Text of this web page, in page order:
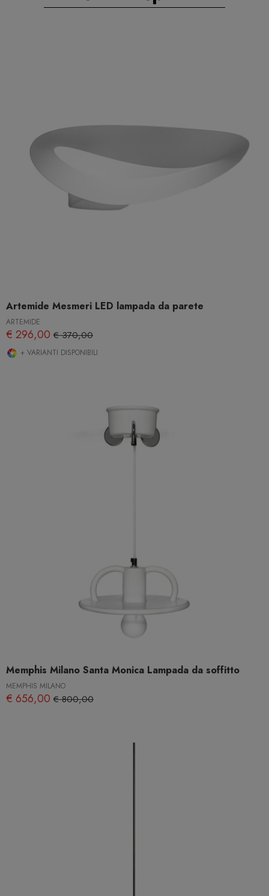
Artemide Mesmeri LED lampada da parete
ARTEMIDE
€ 296,00 € 370,00
+ VARIANTI DISPONIBILI
Memphis Milano Santa Monica Lampada da soffitto
MEMPHIS MILANO
€ 656,00 € 800,00